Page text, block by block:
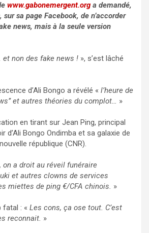
www.gabonemergent.org a demandé,
sa page Facebook, de n’accorder
news, mais à la seule version
et non des fake news ! », s’est lâché
d’Ali Bongo a révélé « l’heure de
et autres théories du complot… »
en tirant sur Jean Ping, principal
d’Ali Bongo Ondimba et sa galaxie de
république (CNR).
on a droit au réveil funéraire
et autres clowns de services
miettes de ping €/CFA chinois. »
fatal : « Les cons, ça ose tout. C’est
reconnait. »